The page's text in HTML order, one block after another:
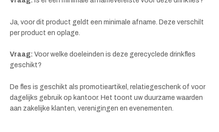
Ja, voor dit product geldt een minimale afname. Deze verschilt
per product en oplage.
Vraag: Voor welke doeleinden is deze gerecyclede drinkfles
geschikt?
De fles is geschikt als promotieartikel, relatiegeschenk of voor
dagelijks gebruik op kantoor. Het toont uw duurzame waarden
aan zakelijke klanten, verenigingen en evenementen.